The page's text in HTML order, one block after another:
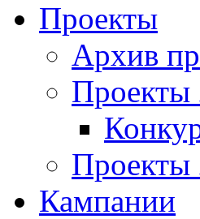
Проекты
Архив
Проекты
Проекты
Кампании